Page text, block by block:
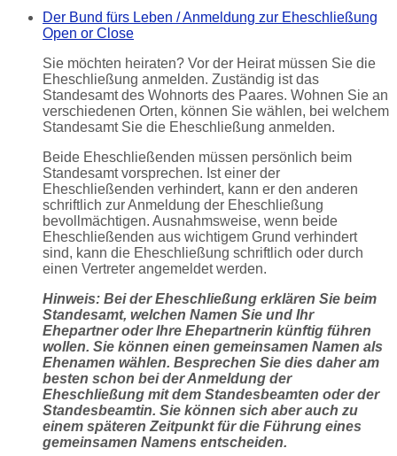
Der Bund fürs Leben / Anmeldung zur Eheschließung
Open or Close
Sie möchten heiraten? Vor der Heirat müssen Sie die
Eheschließung anmelden. Zuständig ist das
Standesamt des Wohnorts des Paares. Wohnen Sie an
verschiedenen Orten, können Sie wählen, bei welchem
Standesamt Sie die Eheschließung anmelden.
Beide Eheschließenden müssen persönlich beim
Standesamt vorsprechen. Ist einer der
Eheschließenden verhindert, kann er den anderen
schriftlich zur Anmeldung der Eheschließung
bevollmächtigen. Ausnahmsweise, wenn beide
Eheschließenden aus wichtigem Grund verhindert
sind, kann die Eheschließung schriftlich oder durch
einen Vertreter angemeldet werden.
Hinweis: Bei der Eheschließung erklären Sie beim
Standesamt, welchen Namen Sie und Ihr
Ehepartner oder Ihre Ehepartnerin künftig führen
wollen. Sie können einen gemeinsamen Namen als
Ehenamen wählen. Besprechen Sie dies daher am
besten schon bei der Anmeldung der
Eheschließung mit dem Standesbeamten oder der
Standesbeamtin. Sie können sich aber auch zu
einem späteren Zeitpunkt für die Führung eines
gemeinsamen Namens entscheiden.